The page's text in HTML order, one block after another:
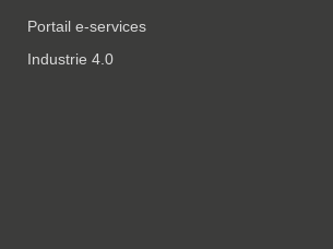
Portail e-services
Industrie 4.0